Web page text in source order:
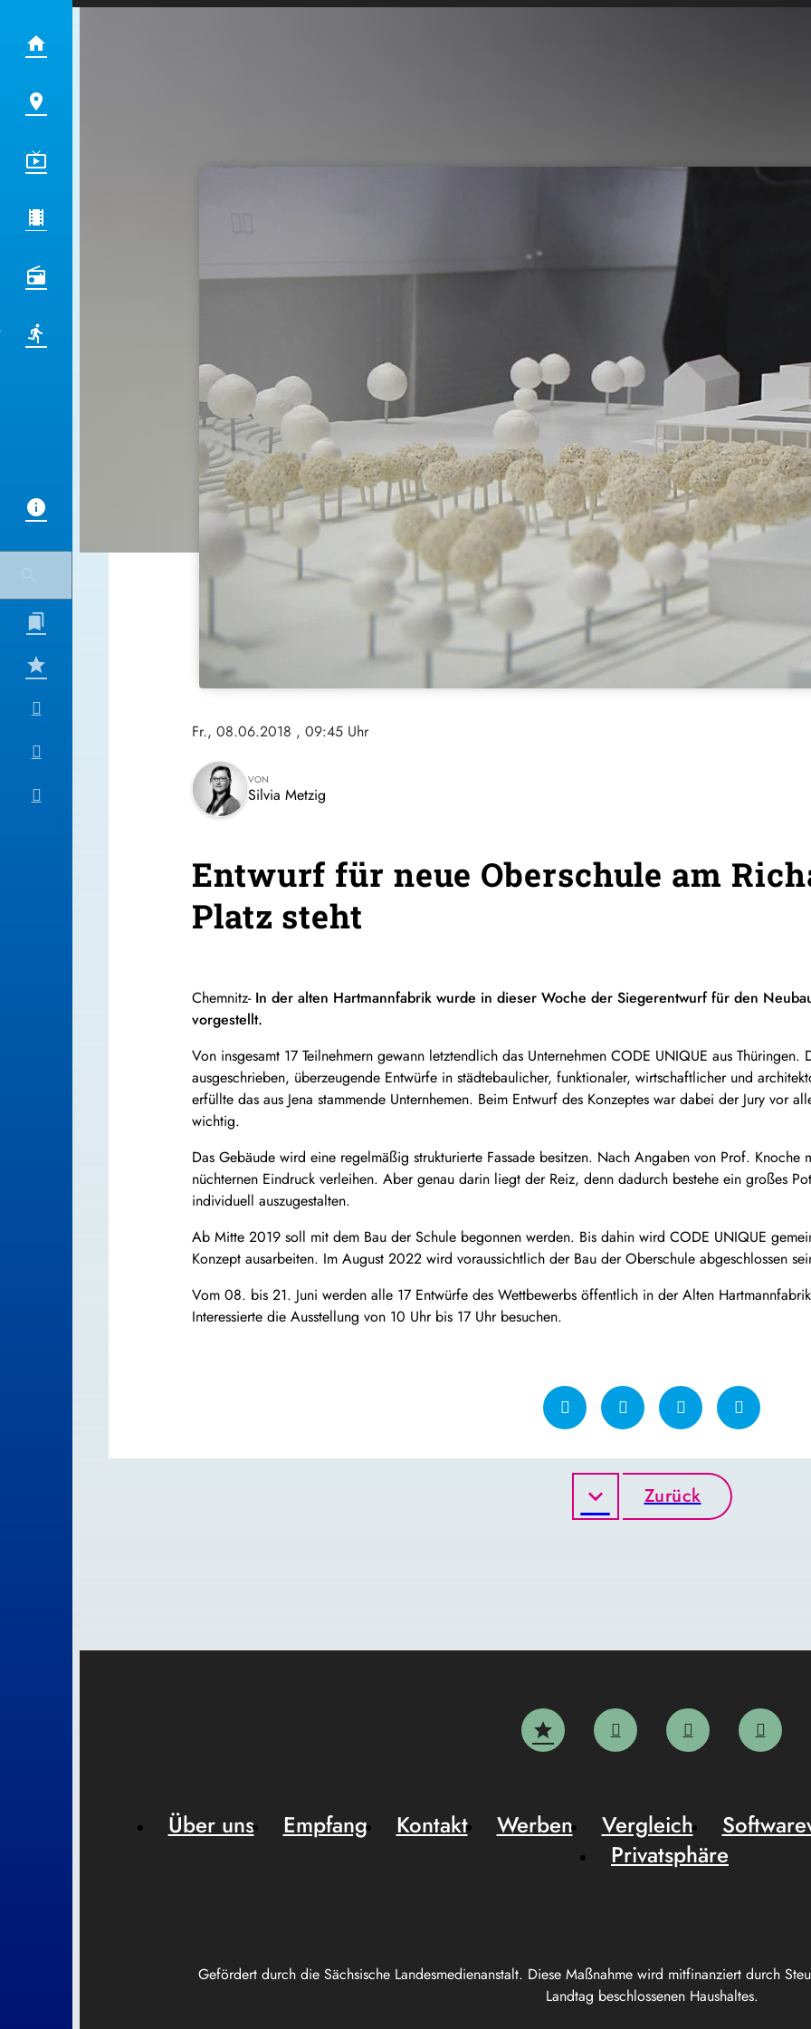
Fr., 08.06.2018 , 09:45 Uhr
VON
Silvia Metzig
Entwurf für neue Oberschule am
Platz steht
Chemnitz-In der alten Hartmannfabrik wurde in dieser Woche der Siegerentwurf für den
vorgestellt.
Von insgesamt 17 Teilnehmern gewann letztendlich das Unternehmen CODE UNIQUE aus
ausgeschrieben, überzeugende Entwürfe in städtebaulicher, funktionaler, wirtschaftlicher und
erfüllte das aus Jena stammende Unternhemen. Beim Entwurf des Konzeptes war dabei der Jury vor
wichtig.
Das Gebäude wird eine regelmäßig strukturierte Fassade besitzen. Nach Angaben von Prof. Knoche
nüchternen Eindruck verleihen. Aber genau darin liegt der Reiz, denn dadurch bestehe ein großes
individuell auszugestalten.
Ab Mitte 2019 soll mit dem Bau der Schule begonnen werden. Bis dahin wird CODE UNIQUE
Konzept ausarbeiten. Im August 2022 wird voraussichtlich der Bau der Oberschule abgeschlossen
Vom 08. bis 21. Juni werden alle 17 Entwürfe des Wettbewerbs öffentlich in der Alten
Interessierte die Ausstellung von 10 Uhr bis 17 Uhr besuchen.
Zurück
Gefördert durch die Sächsische Landesmedienanstalt. Diese Maßnahme wird mitfinanziert durch
Landtag beschlossenen Haushaltes.
Über uns Empfang Kontakt Werben Vergleich
Privatsphäre